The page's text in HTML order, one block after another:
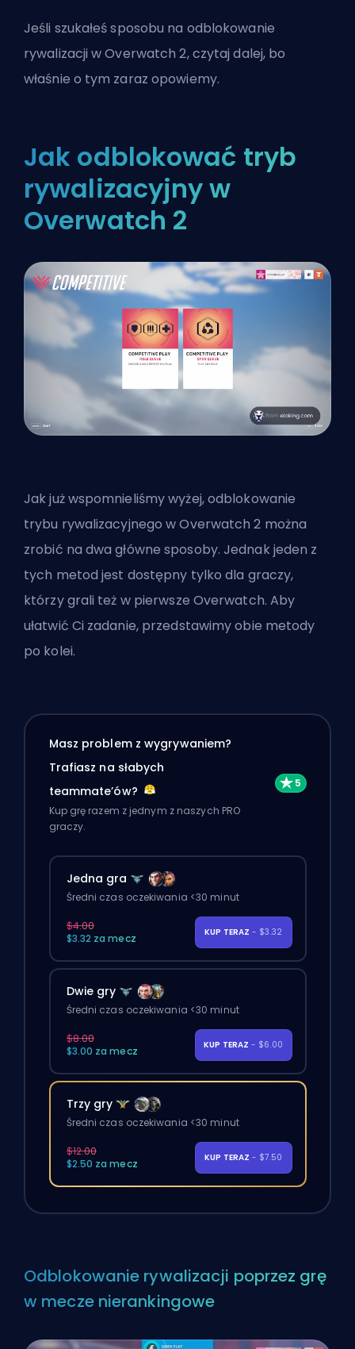
Jeśli szukałeś sposobu na odblokowanie
rywalizacji w Overwatch 2, czytaj dalej, bo
właśnie o tym zaraz opowiemy.
Jak odblokować tryb
rywalizacyjny w
Overwatch 2
Jak już wspomnieliśmy wyżej, odblokowanie
trybu rywalizacyjnego w Overwatch 2 można
zrobić na dwa główne sposoby. Jednak jeden z
tych metod jest dostępny tylko dla graczy,
którzy grali też w pierwsze Overwatch. Aby
ułatwić Ci zadanie, przedstawimy obie metody
po kolei.
Masz problem z wygrywaniem?
Trafiasz na słabych
teammate’ów?
Kup grę razem z jednym z naszych PRO
graczy.
Jedna gra
Średni czas oczekiwania <30 minut
$4.00
$3.32 za mecz
KUP TERAZ - $3.32
Dwie gry
Średni czas oczekiwania <30 minut
$8.00
$3.00 za mecz
KUP TERAZ - $6.00
Trzy gry
Średni czas oczekiwania <30 minut
$12.00
$2.50 za mecz
KUP TERAZ - $7.50
Odblokowanie rywalizacji poprzez grę
w mecze nierankingowe